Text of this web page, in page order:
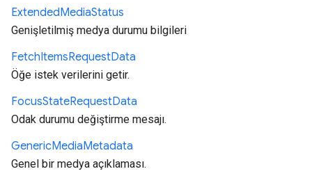
ExtendedMediaStatus
Genişletilmiş medya durumu bilgileri
FetchItemsRequestData
Öğe istek verilerini getir.
FocusStateRequestData
Odak durumu değiştirme mesajı.
GenericMediaMetadata
Genel bir medya açıklaması.